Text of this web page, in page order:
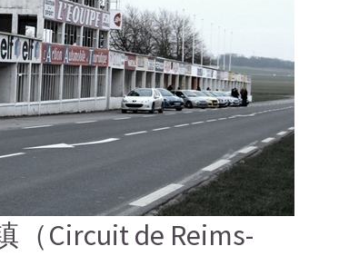
搜索
搜索
Circuit de Reims-